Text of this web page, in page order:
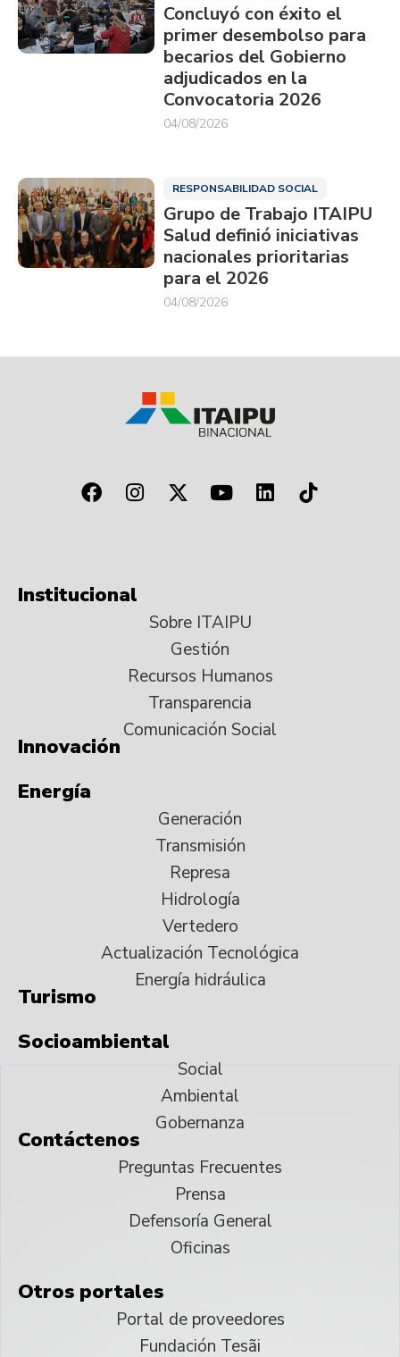
Concluyó con éxito el
primer desembolso para
becarios del Gobierno
adjudicados en la
Convocatoria 2026
04/08/2026
RESPONSABILIDAD SOCIAL
Grupo de Trabajo ITAIPU
Salud definió iniciativas
nacionales prioritarias
para el 2026
04/08/2026
Institucional
Sobre ITAIPU
Gestión
Recursos Humanos
Transparencia
Comunicación Social
Innovación
Energía
Generación
Transmisión
Represa
Hidrología
Vertedero
Actualización Tecnológica
Energía hidráulica
Turismo
Socioambiental
Social
Ambiental
Gobernanza
Contáctenos
Preguntas Frecuentes
Prensa
Defensoría General
Oficinas
Otros portales
Portal de proveedores
Fundación Tesãi